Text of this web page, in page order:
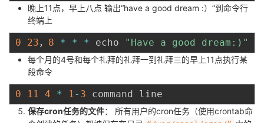
晚上11点，早上八点 输出“have a good dream :）”到命令行
终端上
0 23 ， 8 * * * echo "Have a good dream:)"
每个月的4号和每个礼拜的礼拜一到礼拜三的早上11点执行某
段命令
0 11 4 * 1- 3
保存cron任务的文件： 所有用户的cron任务（使用crontab命